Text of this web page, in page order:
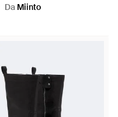
Da Miinto